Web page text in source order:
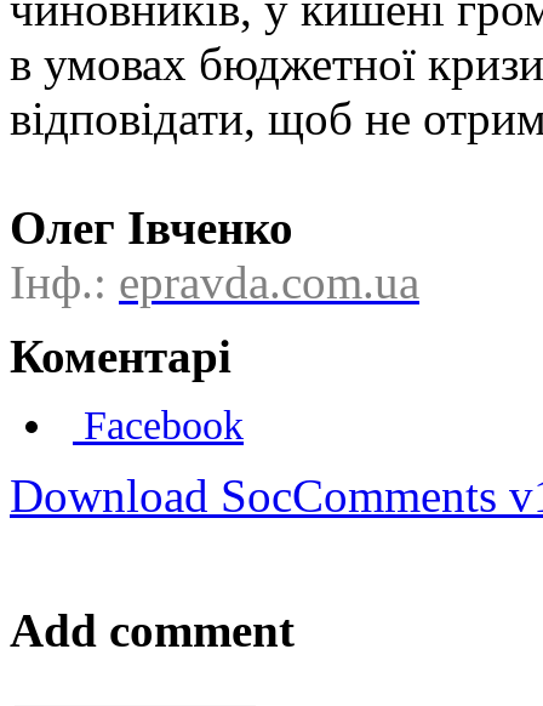
в умовах бюджетної
відповідати, щоб не
Олег Івченко
Інф.: epravda.com.ua
Коментарі
Facebook
Download SocComments
Add comment